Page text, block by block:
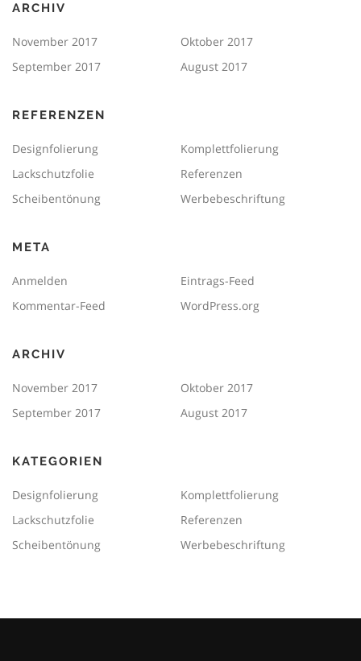
ARCHIV
November 2017
Oktober 2017
September 2017
August 2017
REFERENZEN
Designfolierung
Komplettfolierung
Lackschutzfolie
Referenzen
Scheibentönung
Werbebeschriftung
META
Anmelden
Eintrags-Feed
Kommentar-Feed
WordPress.org
ARCHIV
November 2017
Oktober 2017
September 2017
August 2017
KATEGORIEN
Designfolierung
Komplettfolierung
Lackschutzfolie
Referenzen
Scheibentönung
Werbebeschriftung